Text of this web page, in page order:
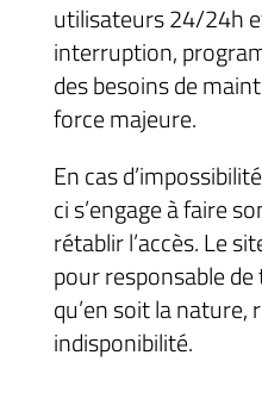
utilisateurs 24/24h
interruption,
des besoins de
force majeure.
En cas
ci s’engage à faire
rétablir l’accès. Le
pour responsable
qu’en soit la nature,
indisponibilité.